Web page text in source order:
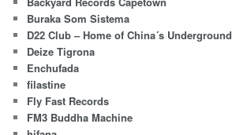
Buraka Som Sistema
D22 Club – Home of China´s Underground
Deize Tigrona
Enchufada
filastine
Fly Fast Records
FM3 Buddha Machine